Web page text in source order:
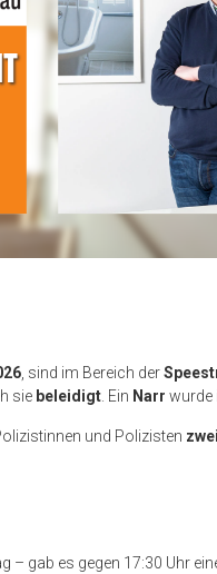
, sind im Bereich der
sie beleidigt. Ein Narr wurde
und Polizisten
gab es gegen 17:30 Uhr